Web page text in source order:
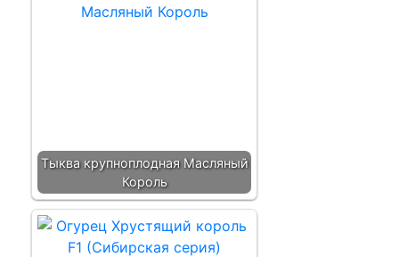
Тыква крупноплодная Масляный
Король